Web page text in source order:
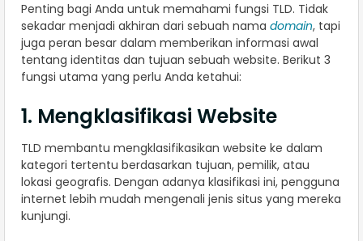
Penting bagi Anda untuk memahami fungsi TLD. Tidak
sekadar menjadi akhiran dari sebuah nama domain, tapi
juga peran besar dalam memberikan informasi awal
tentang identitas dan tujuan sebuah website. Berikut 3
fungsi utama yang perlu Anda ketahui:
1. Mengklasifikasi Website
TLD membantu mengklasifikasikan website ke dalam
kategori tertentu berdasarkan tujuan, pemilik, atau
lokasi geografis. Dengan adanya klasifikasi ini, pengguna
internet lebih mudah mengenali jenis situs yang mereka
kunjungi.